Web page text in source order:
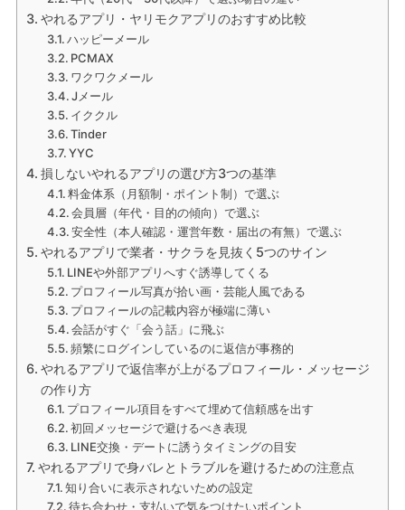
やれるアプリ・ヤリモクアプリのおすすめ比較
ハッピーメール
PCMAX
ワクワクメール
Jメール
イククル
Tinder
YYC
損しないやれるアプリの選び方3つの基準
料金体系（月額制・ポイント制）で選ぶ
会員層（年代・目的の傾向）で選ぶ
安全性（本人確認・運営年数・届出の有無）で選ぶ
やれるアプリで業者・サクラを見抜く5つのサイン
LINEや外部アプリへすぐ誘導してくる
プロフィール写真が拾い画・芸能人風である
プロフィールの記載内容が極端に薄い
会話がすぐ「会う話」に飛ぶ
頻繁にログインしているのに返信が事務的
やれるアプリで返信率が上がるプロフィール・メッセージ
の作り方
プロフィール項目をすべて埋めて信頼感を出す
初回メッセージで避けるべき表現
LINE交換・デートに誘うタイミングの目安
やれるアプリで身バレとトラブルを避けるための注意点
知り合いに表示されないための設定
待ち合わせ・支払いで気をつけたいポイント